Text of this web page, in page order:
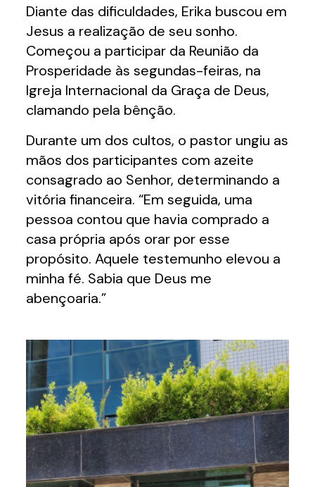
Diante das dificuldades, Erika buscou em
Jesus a realização de seu sonho.
Começou a participar da Reunião da
Prosperidade às segundas-feiras, na
Igreja Internacional da Graça de Deus,
clamando pela bênção.
Durante um dos cultos, o pastor ungiu as
mãos dos participantes com azeite
consagrado ao Senhor, determinando a
vitória financeira. “Em seguida, uma
pessoa contou que havia comprado a
casa própria após orar por esse
propósito. Aquele testemunho elevou a
minha fé. Sabia que Deus me
abençoaria.”